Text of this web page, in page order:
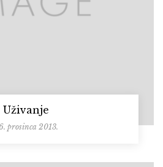
Uživanje
prosinca 2013.